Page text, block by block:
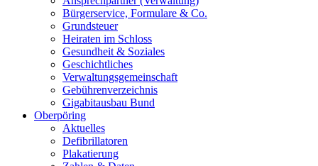
Bürgerservice, Formulare & Co.
Grundsteuer
Heiraten im Schloss
Gesundheit & Soziales
Geschichtliches
Verwaltungsgemeinschaft
Gebührenverzeichnis
Gigabitausbau Bund
Oberpöring
Aktuelles
Defibrillatoren
Plakatierung